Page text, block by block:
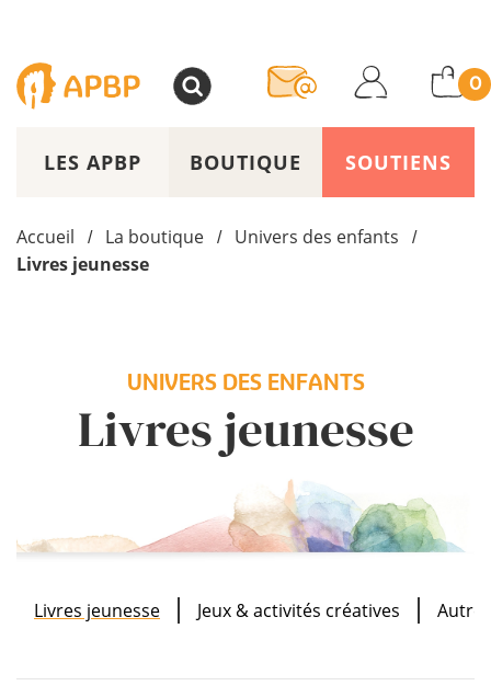
0
LES APBP BOUTIQUE SOUTIENS
Accueil / La boutique / Univers des enfants /
Livres jeunesse
UNIVERS DES ENFANTS
Livres jeunesse
Livres jeunesse Jeux & activités créatives